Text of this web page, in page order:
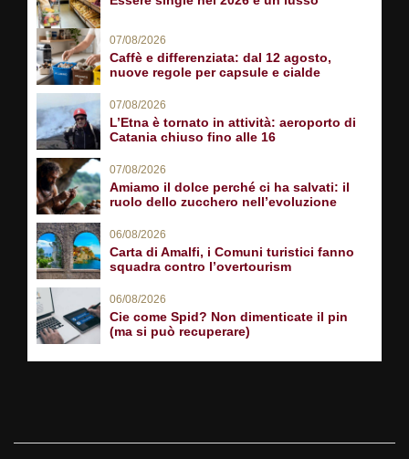
07/08/2026
Caffè e differenziata: dal 12 agosto,
nuove regole per capsule e cialde
07/08/2026
L’Etna è tornato in attività: aeroporto di
Catania chiuso fino alle 16
07/08/2026
Amiamo il dolce perché ci ha salvati: il
ruolo dello zucchero nell’evoluzione
06/08/2026
Carta di Amalfi, i Comuni turistici fanno
squadra contro l’overtourism
06/08/2026
Cie come Spid? Non dimenticate il pin
(ma si può recuperare)